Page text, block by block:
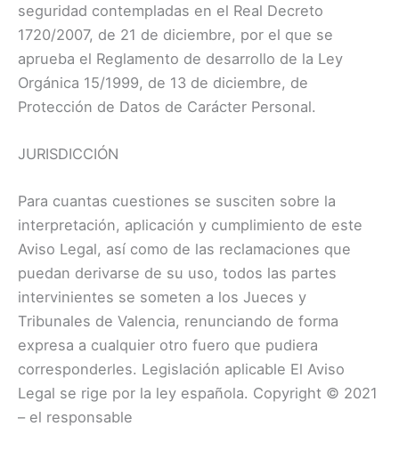
seguridad contempladas en el Real Decreto
1720/2007, de 21 de diciembre, por el que se
aprueba el Reglamento de desarrollo de la Ley
Orgánica 15/1999, de 13 de diciembre, de
Protección de Datos de Carácter Personal.
JURISDICCIÓN
Para cuantas cuestiones se susciten sobre la
interpretación, aplicación y cumplimiento de este
Aviso Legal, así como de las reclamaciones que
puedan derivarse de su uso, todos las partes
intervinientes se someten a los Jueces y
Tribunales de Valencia, renunciando de forma
expresa a cualquier otro fuero que pudiera
corresponderles. Legislación aplicable El Aviso
Legal se rige por la ley española. Copyright © 2021
– el responsable